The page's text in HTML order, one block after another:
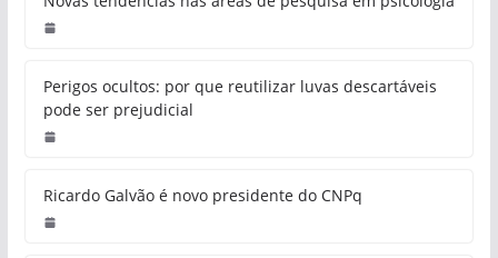
Perigos ocultos: por que reutilizar luvas descartáveis
pode ser prejudicial
Ricardo Galvão é novo presidente do CNPq